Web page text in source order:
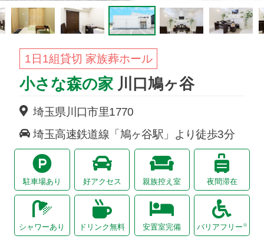
1日1組貸切 家族葬ホール
小さな森の家 川口鳩ヶ谷
埼玉県川口市里1770
埼玉高速鉄道線「鳩ヶ谷駅」より徒歩3分
駐車場あり 好アクセス 親族控え室 夜間滞在
シャワーあり ドリンク無料 安置室完備 バリアフリー ※